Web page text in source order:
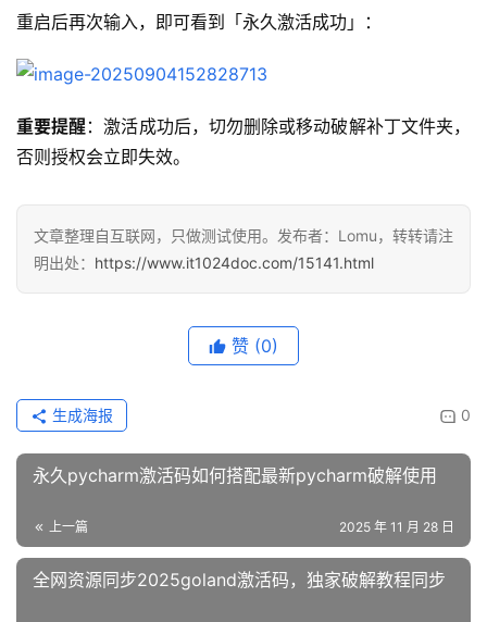
重启后再次输入，即可看到「永久激活成功」：
重要提醒：激活成功后，切勿删除或移动破解补丁文件夹，
否则授权会立即失效。
文章整理自互联网，只做测试使用。发布者：Lomu，转转请注
明出处： https://www.it1024doc.com/15141.html
赞 (0)
0
生成海报
永久pycharm激活码如何搭配最新pycharm破解使用
上一篇 2025 年 11 月 28 日
全网资源同步2025goland激活码，独家破解教程同步